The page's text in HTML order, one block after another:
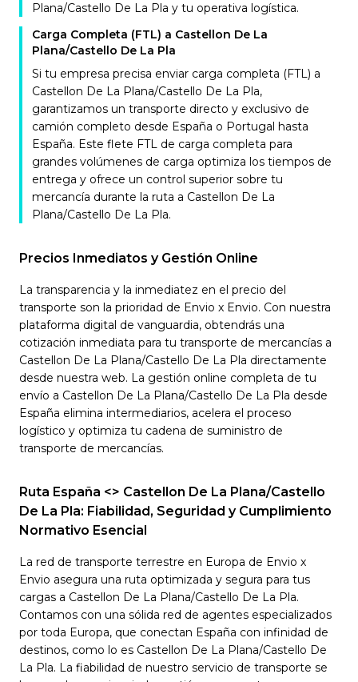
Plana/Castello De La Pla y tu operativa logística.
Carga Completa (FTL) a Castellon De La
Plana/Castello De La Pla
Si tu empresa precisa enviar carga completa (FTL) a
Castellon De La Plana/Castello De La Pla,
garantizamos un transporte directo y exclusivo de
camión completo desde España o Portugal hasta
España. Este flete FTL de carga completa para
grandes volúmenes de carga optimiza los tiempos de
entrega y ofrece un control superior sobre tu
mercancía durante la ruta a Castellon De La
Plana/Castello De La Pla.
Precios Inmediatos y Gestión Online
La transparencia y la inmediatez en el precio del
transporte son la prioridad de Envio x Envio. Con nuestra
plataforma digital de vanguardia, obtendrás una
cotización inmediata para tu transporte de mercancías a
Castellon De La Plana/Castello De La Pla directamente
desde nuestra web. La gestión online completa de tu
envío a Castellon De La Plana/Castello De La Pla desde
España elimina intermediarios, acelera el proceso
logístico y optimiza tu cadena de suministro de
transporte de mercancías.
Ruta España <> Castellon De La Plana/Castello
De La Pla: Fiabilidad, Seguridad y Cumplimiento
Normativo Esencial
La red de transporte terrestre en Europa de Envio x
Envio asegura una ruta optimizada y segura para tus
cargas a Castellon De La Plana/Castello De La Pla.
Contamos con una sólida red de agentes especializados
por toda Europa, que conectan España con infinidad de
destinos, como lo es Castellon De La Plana/Castello De
La Pla. La fiabilidad de nuestro servicio de transporte se